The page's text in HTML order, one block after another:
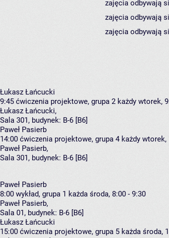
zajęcia odbywają
zajęcia odbywają
zajęcia odbywają
Łukasz Łańcucki
9:45 ćwiczenia projektowe, grupa 2 każdy wtorek,
Łukasz Łańcucki,
Sala 301, budynek: B-6 [B6]
Paweł Pasierb
14:00 ćwiczenia projektowe, grupa 4 każdy wtorek,
Paweł Pasierb,
Sala 301, budynek: B-6 [B6]
Paweł Pasierb
8:00 wykład, grupa 1 każda środa, 8:00 - 9:30
Paweł Pasierb,
Sala 01, budynek: B-6 [B6]
Łukasz Łańcucki
15:00 ćwiczenia projektowe, grupa 5 każda środa,